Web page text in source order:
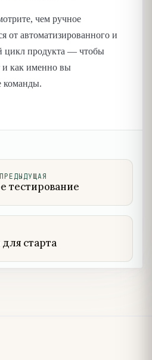
чем ручное
от автоматизированного и
цикл продукта — чтобы
и как именно вы
команды.
ПРЕДЫДУЩАЯ
тестирование
старта